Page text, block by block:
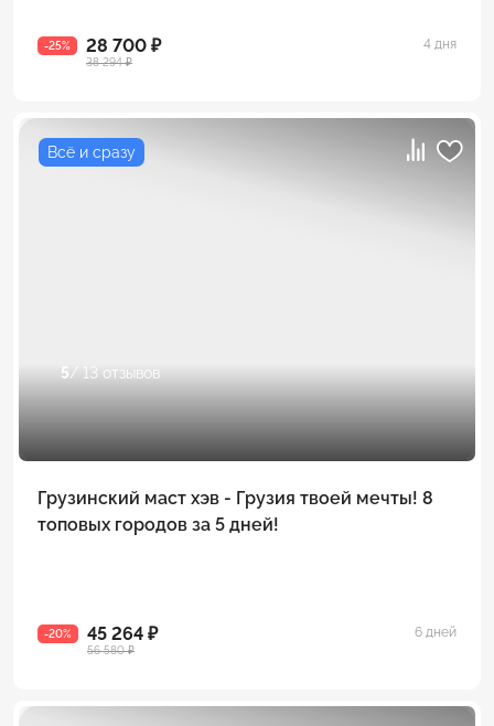
-25% 28 700 ₽
38 294 ₽
4 дня
Всё и сразу
5/ 13 отзывов
Грузинский маст хэв - Грузия твоей мечты! 8
топовых городов за 5 дней!
-20% 45 264 ₽
56 580 ₽
6 дней